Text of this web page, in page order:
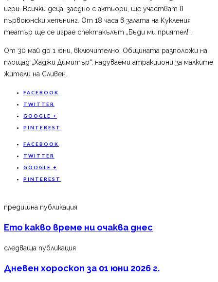
игри. Всички деца, заедно с актьори, ще участват в
първоюнски хепънинг. От 18 часа в залата на Кукления
театър ще се играе спектакълът „Бъди ми приятел!“.
От 30 май до 1 юни, включително, Общината разположи на
площад „Хаджи Димитър“, надуваеми атракциони за малките
жители на Сливен.
FACEBOOK
TWITTER
GOOGLE +
PINTEREST
FACEBOOK
TWITTER
GOOGLE +
PINTEREST
предишна публикация
Ето какво време ни очаква днес
следваща публикация
Дневен хороскоп за 01 юни 2026 г.